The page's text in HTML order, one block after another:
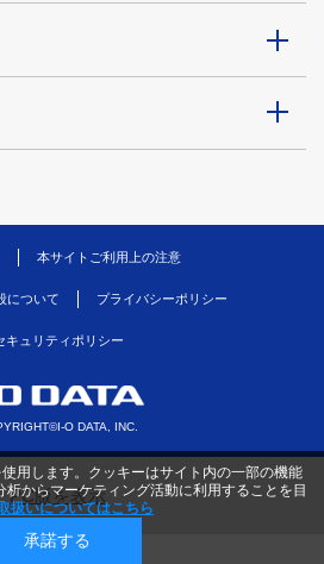
本サイトご利用上の注意
について プライバシーポリシー
キュリティポリシー
O DATA, INC.
用します。クッキーはサイト内の一部の機能
からマーケティング活動に利用することを目
扱いについてはこちら
承諾する
PC版を表示